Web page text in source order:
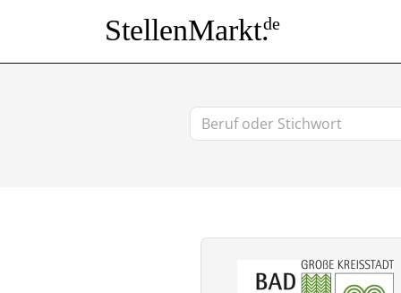
StellenMarkt.de